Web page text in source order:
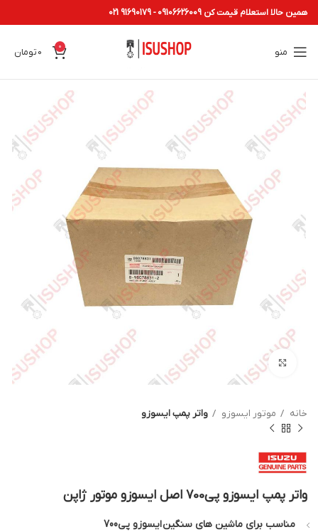
همین حالا استعلام قیمت کن 09106626009 - 91690179 021
منو 0
0تومان
بزرگنمایی تصویر
خانه موتور ایسوزو واتر پمپ ایسوزو
واتر پمپ ایسوزو پی700 اصل ایسوزو موتور ژاپن
مناسب برای ماشین های سنگین ایسوزو پی700